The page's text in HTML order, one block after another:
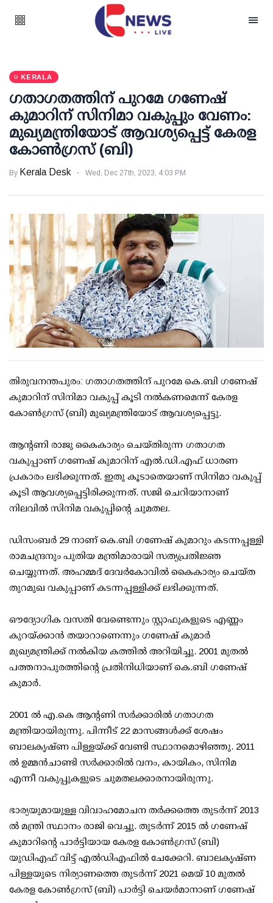
KERALA
ഗതാഗതത്തിന് പുറമേ ഗണേഷ്
കുമാറിന് സിനിമാ വകുപ്പും വേണം:
മുഖ്യമന്ത്രിയോട് ആവശ്യപ്പെട്ട് കേരള
കോണ്‍ഗ്രസ് (ബി)
By Kerala Desk Wed, Dec 27th, 2023, 4:03 PM
തിരുവനന്തപുരം: ഗതാഗതത്തിന് പുറമേ കെ.ബി ഗണേഷ്
കുമാറിന് സിനിമാ വകുപ്പ് കൂടി നല്‍കണമെന്ന് കേരള
കോണ്‍ഗ്രസ് (ബി) മുഖ്യമന്ത്രിയോട് ആവശ്യപ്പെട്ടു.
ആന്റണി രാജു കൈകാര്യം ചെയ്തിരുന്ന ഗതാഗത
വകുപ്പാണ് ഗണേഷ് കുമാറിന് എല്‍.ഡി.എഫ് ധാരണ
പ്രകാരം ലഭിക്കുന്നത്. ഇതു കൂടാതെയാണ് സിനിമാ വകുപ്പ്
കൂടി ആവശ്യപ്പെട്ടിരിക്കുന്നത്. സജി ചെറിയാനാണ്
നിലവില്‍ സിനിമ വകുപ്പിന്റെ ചുമതല.
ഡിസംബര്‍ 29 നാണ് കെ.ബി ഗണേഷ് കുമാറും കടന്നപ്പള്ളി
രാമചന്ദ്രനും പുതിയ മന്ത്രിമാരായി സത്യപ്രതിജ്ഞ
ചെയ്യുന്നത്. അഹമ്മദ് ദേവര്‍കോവില്‍ കൈകാര്യം ചെയ്ത
തുറമുഖ വകുപ്പാണ് കടന്നപ്പള്ളിക്ക് ലഭിക്കുന്നത്.
ഔദ്യോഗിക വസതി വേണ്ടെന്നും സ്റ്റാഫുകളുടെ എണ്ണം
കുറയ്ക്കാന്‍ തയാറാണെന്നും ഗണേഷ് കുമാര്‍
മുഖ്യമന്ത്രിക്ക് നല്‍കിയ കത്തില്‍ അറിയിച്ചു. 2001 മുതല്‍
പത്തനാപുരത്തിന്റെ പ്രതിനിധിയാണ് കെ.ബി ഗണേഷ്
കുമാര്‍.
2001 ല്‍ എ.കെ ആന്റണി സര്‍ക്കാരില്‍ ഗതാഗത
മന്ത്രിയായിരുന്നു. പിന്നീട് 22 മാസങ്ങള്‍ക്ക് ശേഷം
ബാലകൃഷ്ണ പിള്ളയ്ക്ക് വേണ്ടി സ്ഥാനമൊഴിഞ്ഞു. 2011
ല്‍ ഉമ്മന്‍ചാണ്ടി സര്‍ക്കാരില്‍ വനം, കായികം, സിനിമ
എന്നീ വകുപ്പുകളുടെ ചുമതലക്കാരനായിരുന്നു.
ഭാര്യയുമായുള്ള വിവാഹമോചന തര്‍ക്കത്തെ തുടര്‍ന്ന് 2013
ല്‍ മന്ത്രി സ്ഥാനം രാജി വെച്ചു. തുടര്‍ന്ന് 2015 ല്‍ ഗണേഷ്
കുമാറിന്റെ പാര്‍ട്ടിയായ കേരള കോണ്‍ഗ്രസ് (ബി)
യുഡിഎഫ് വിട്ട് എല്‍ഡിഎഫില്‍ ചേക്കേറി. ബാലകൃഷ്ണ
പിള്ളയുടെ നിര്യാണത്തെ തുടര്‍ന്ന് 2021 മെയ് 10 മുതല്‍
കേരള കോണ്‍ഗ്രസ് (ബി) പാര്‍ട്ടി ചെയര്‍മാനാണ് ഗണേഷ്